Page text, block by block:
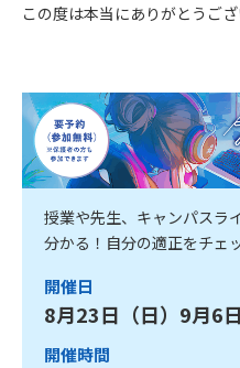
この度は本当にありがとうござ
授業や先生、キャンパスラ
分かる！自分の適正をチェ
開催日
8月23日（日）9月6日
開催時間